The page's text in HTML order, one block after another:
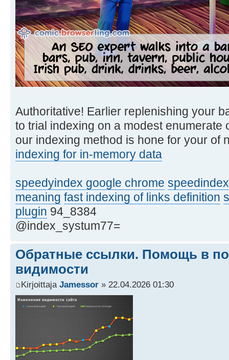
Authoritative! Earlier replenishing your
to trial indexing on a modest enumerate
our indexing method is hone for your of
indexing for in-memory data
speedyindex google chrome speedindex
meaning fast indexing of links definition
plugin 94_8384
@index_systum77=
Обратные ссылки. Помощь в
видимости
Kirjoittaja Jamessor » 22.04.2026 01:30